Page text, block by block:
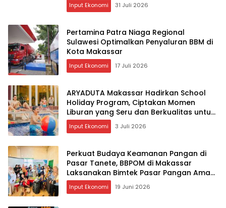
Input Ekonomi 31 Juli 2026
Pertamina Patra Niaga Regional
Sulawesi Optimalkan Penyaluran BBM di
Kota Makassar
Input Ekonomi 17 Juli 2026
ARYADUTA Makassar Hadirkan School
Holiday Program, Ciptakan Momen
Liburan yang Seru dan Berkualitas untuk
Keluarga
Input Ekonomi 3 Juli 2026
Perkuat Budaya Keamanan Pangan di
Pasar Tanete, BBPOM di Makassar
Laksanakan Bimtek Pasar Pangan Aman
Berbasis Komunitas
Input Ekonomi 19 Juni 2026